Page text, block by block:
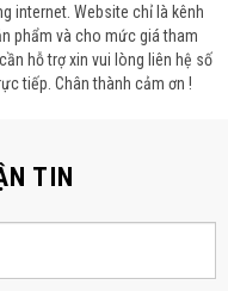
internet. Website chỉ là kênh
phẩm và cho mức giá tham
hỗ trợ xin vui lòng liên hệ số
tiếp. Chân thành cảm ơn !
TIN